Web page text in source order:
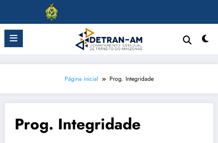
Pular
para
Página inicial Prog. Integridade
Prog. Integridade